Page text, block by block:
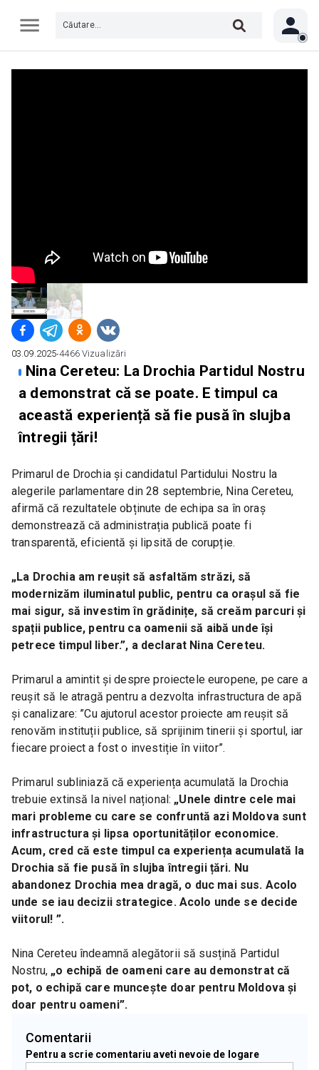
Nina Cereteu: La Drochia Partidul Nostru
a demonstrat că se poate. E timpul ca
această experiență să fie pusă în slujba
întregii țări!
03.09.2025∙4466 Vizualizări
Primarul de Drochia și candidatul Partidului Nostru la
alegerile parlamentare din 28 septembrie, Nina Cereteu,
afirmă că rezultatele obținute de echipa sa în oraș
demonstrează că administrația publică poate fi
transparentă, eficientă și lipsită de corupție.
„La Drochia am reușit să asfaltăm străzi, să
modernizăm iluminatul public, pentru ca orașul să fie
mai sigur, să investim în grădinițe, să creăm parcuri și
spații publice, pentru ca oamenii să aibă unde își
petrece timpul liber.”, a declarat Nina Cereteu.
Primarul a amintit și despre proiectele europene, pe care a
reușit să le atragă pentru a dezvolta infrastructura de apă
și canalizare: ”Cu ajutorul acestor proiecte am reușit să
renovăm instituții publice, să sprijinim tinerii și sportul, iar
fiecare proiect a fost o investiție în viitor”.
Primarul subliniază că experiența acumulată la Drochia
trebuie extinsă la nivel național: „Unele dintre cele mai
mari probleme cu care se confruntă azi Moldova sunt
infrastructura și lipsa oportunităților economice.
Acum, cred că este timpul ca experiența acumulată la
Drochia să fie pusă în slujba întregii țări. Nu
abandonez Drochia mea dragă, o duc mai sus. Acolo
unde se iau decizii strategice. Acolo unde se decide
viitorul! ”.
Nina Cereteu îndeamnă alegătorii să susțină Partidul
Nostru, „o echipă de oameni care au demonstrat că
pot, o echipă care muncește doar pentru Moldova și
doar pentru oameni”.
Comentarii
Pentru a scrie comentariu aveti nevoie de logare